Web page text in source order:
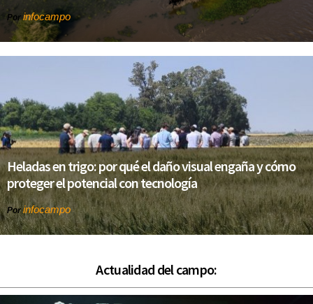
Porinfocampo
Heladas en trigo: por qué el daño visual engaña y cómo
proteger el potencial con tecnología
Porinfocampo
Actualidad del campo: